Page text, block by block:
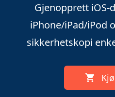
Gjenopprett iOS-
iPhone/iPad/iPod
sikkerhetskopi